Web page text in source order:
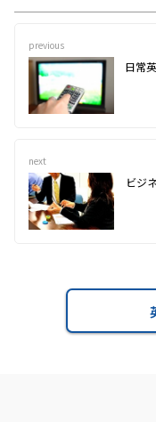
previous
日常
next
ビジ